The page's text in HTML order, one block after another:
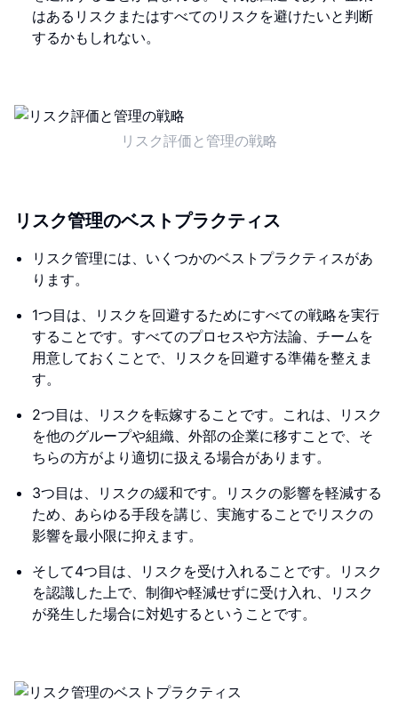
はあるリスクまたはすべてのリスクを避けたいと判断
するかもしれない。
リスク評価と管理の戦略
リスク管理のベストプラクティス
リスク管理には、いくつかのベストプラクティスがあ
ります。
1つ目は、リスクを回避するためにすべての戦略を実行
することです。すべてのプロセスや方法論、チームを
用意しておくことで、リスクを回避する準備を整えま
す。
2つ目は、リスクを転嫁することです。これは、リスク
を他のグループや組織、外部の企業に移すことで、そ
ちらの方がより適切に扱える場合があります。
3つ目は、リスクの緩和です。リスクの影響を軽減する
ため、あらゆる手段を講じ、実施することでリスクの
影響を最小限に抑えます。
そして4つ目は、リスクを受け入れることです。リスク
を認識した上で、制御や軽減せずに受け入れ、リスク
が発生した場合に対処するということです。